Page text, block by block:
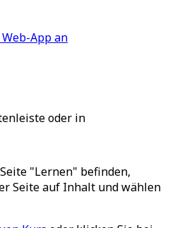
App an
oder in
"Lernen" befinden,
Seite auf Inhalt und wählen